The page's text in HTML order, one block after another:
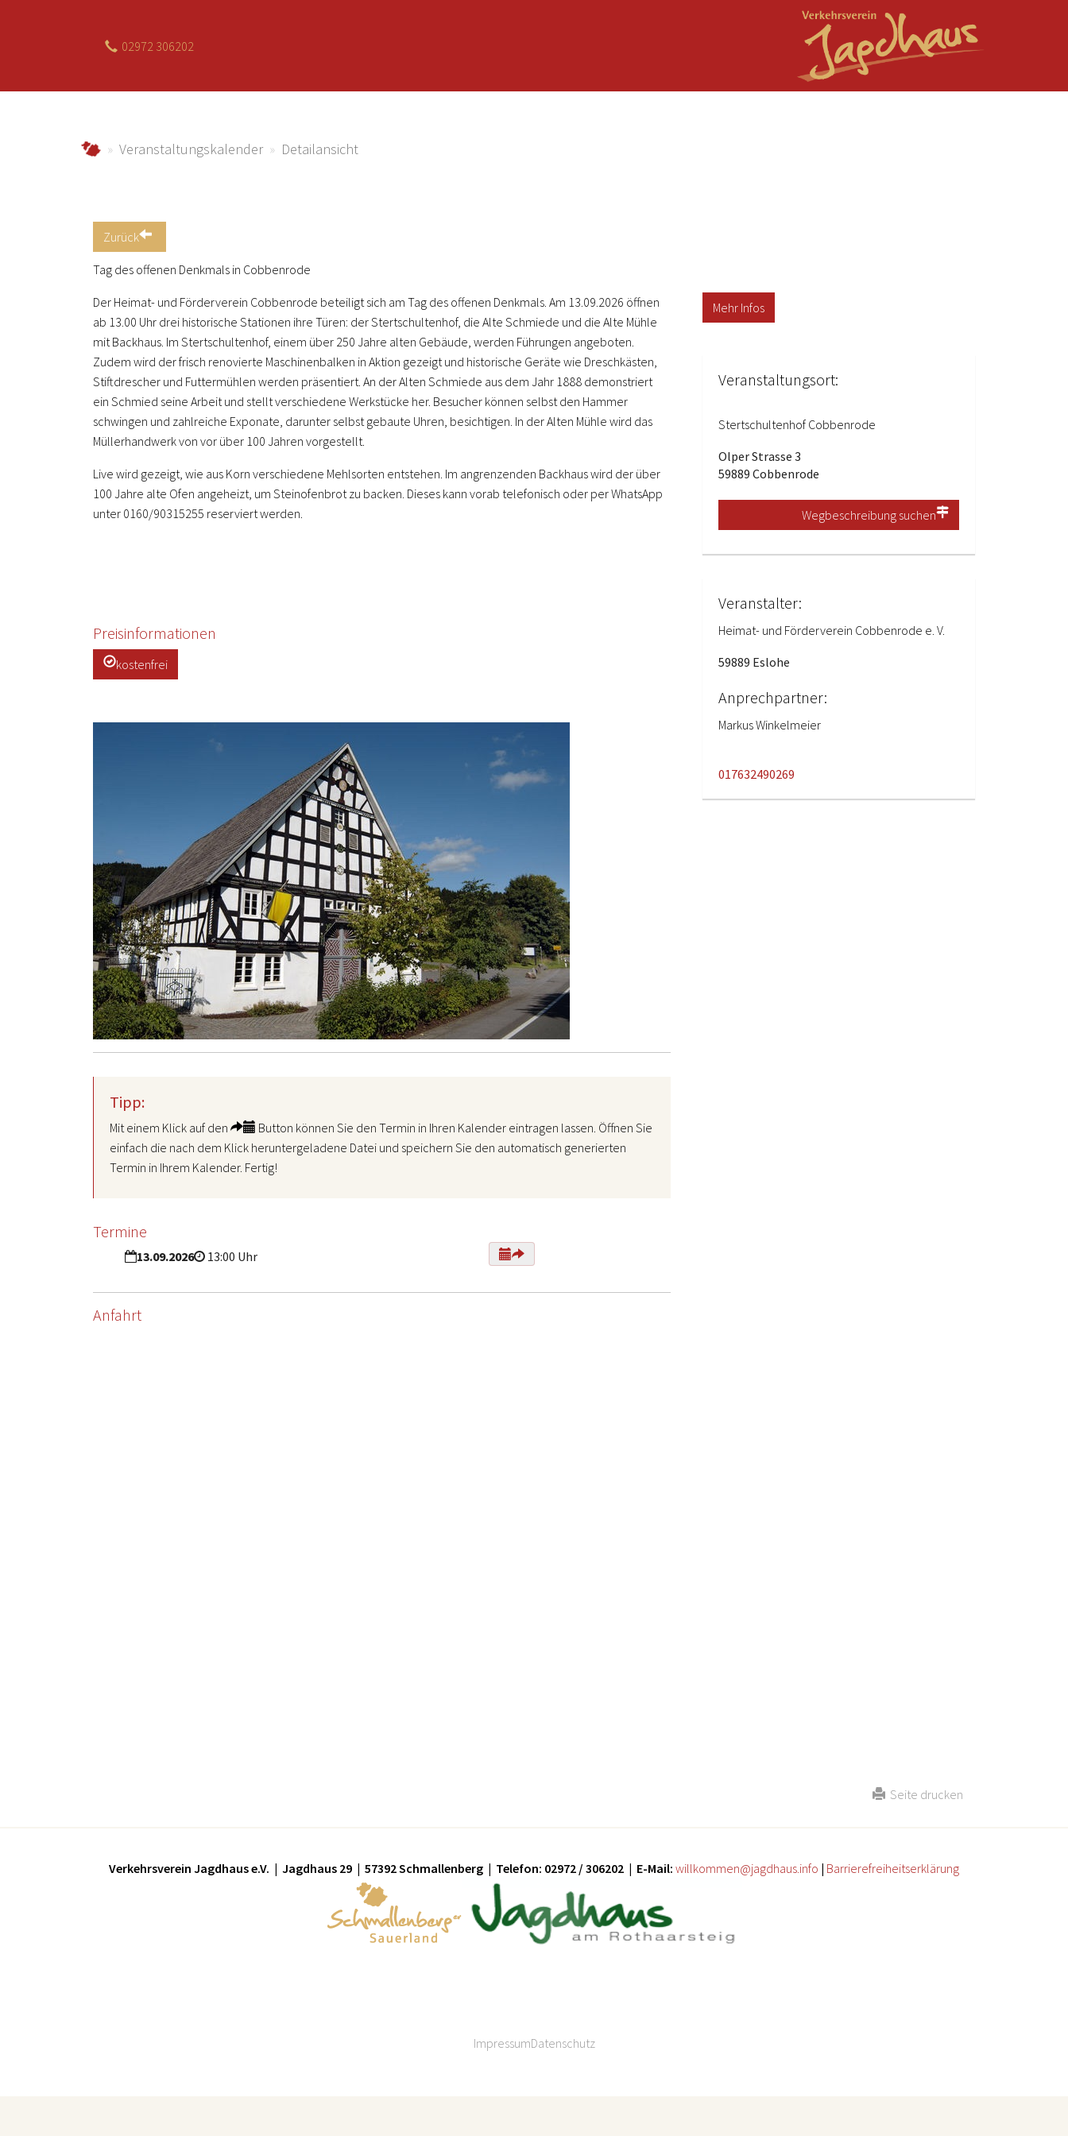
02972 306202
jagdhaus.infoVeranstaltungskalender Detailansicht
Zurück
Tag des offenen Denkmals in Cobbenrode
Der Heimat- und Förderverein Cobbenrode beteiligt sich am Tag des offenen Denkmals. Am 13.09.2026 öffnen
ab 13.00 Uhr drei historische Stationen ihre Türen: der Stertschultenhof, die Alte Schmiede und die Alte Mühle
mit Backhaus. Im Stertschultenhof, einem über 250 Jahre alten Gebäude, werden Führungen angeboten.
Zudem wird der frisch renovierte Maschinenbalken in Aktion gezeigt und historische Geräte wie Dreschkästen,
Stiftdrescher und Futtermühlen werden präsentiert. An der Alten Schmiede aus dem Jahr 1888 demonstriert
ein Schmied seine Arbeit und stellt verschiedene Werkstücke her. Besucher können selbst den Hammer
schwingen und zahlreiche Exponate, darunter selbst gebaute Uhren, besichtigen. In der Alten Mühle wird das
Müllerhandwerk von vor über 100 Jahren vorgestellt.
Live wird gezeigt, wie aus Korn verschiedene Mehlsorten entstehen. Im angrenzenden Backhaus wird der über
100 Jahre alte Ofen angeheizt, um Steinofenbrot zu backen. Dieses kann vorab telefonisch oder per WhatsApp
unter 0160/90315255 reserviert werden.
Preisinformationen
kostenfrei
Tipp:
Mit einem Klick auf den
Button können Sie den Termin in Ihren Kalender eintragen lassen. Öffnen Sie
einfach die nach dem Klick heruntergeladene Datei und speichern Sie den automatisch generierten
Termin in Ihrem Kalender. Fertig!
Termine
13.09.2026 13:00 Uhr
Anfahrt
Mehr Infos
Veranstaltungsort:
Stertschultenhof Cobbenrode
Olper Strasse 3
59889 Cobbenrode
Wegbeschreibung suchen
Veranstalter:
Heimat- und Förderverein Cobbenrode e. V.
59889 Eslohe
Anprechpartner:
Markus Winkelmeier
017632490269
Seite drucken
Verkehrsverein Jagdhaus e.V. | Jagdhaus 29 | 57392 Schmallenberg | Telefon: 02972 / 306202 | E-Mail: willkommen@jagdhaus.info | Barrierefreiheitserklärung
ImpressumDatenschutz